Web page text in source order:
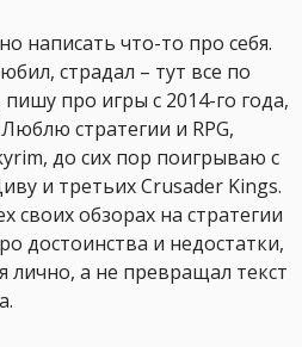
написать что-то про себя.
страдал – тут все по
про игры с 2014-го года,
стратегии и RPG,
до сих пор поигрываю с
и третьих Crusader Kings.
своих обзорах на стратегии
достоинства и недостатки,
лично, а не превращал текст